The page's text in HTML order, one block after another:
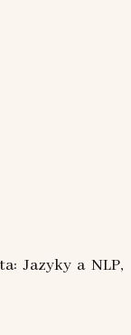
Jazyky a NLP,